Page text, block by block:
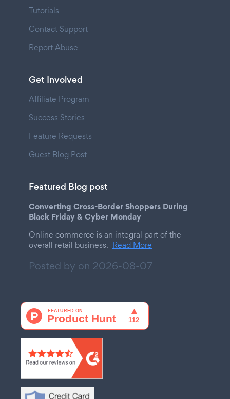
Tutorials
Contact Support
Report Abuse
Get Involved
Affiliate Program
Success Stories
Feature Requests
Guest Blog Post
Featured Blog post
Converting Cross-Border Shoppers During
Black Friday & Cyber Monday
Online commerce is an integral part of the
overall retail business. Read More
Posted by on 2026-08-07